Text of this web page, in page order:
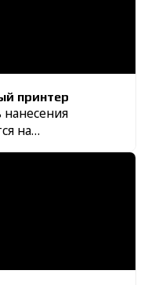
принтер
нанесения
на